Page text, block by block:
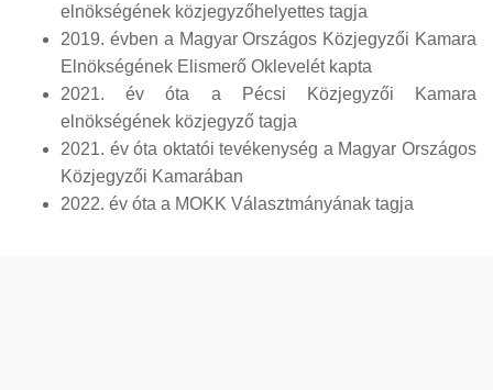
elnökségének közjegyzőhelyettes tagja
2019. évben a Magyar Országos Közjegyzői Kamara
Elnökségének Elismerő Oklevelét kapta
2021. év óta a Pécsi Közjegyzői Kamara
elnökségének közjegyző tagja
2021. év óta oktatói tevékenység a Magyar Országos
Közjegyzői Kamarában
2022. év óta a MOKK Választmányának tagja